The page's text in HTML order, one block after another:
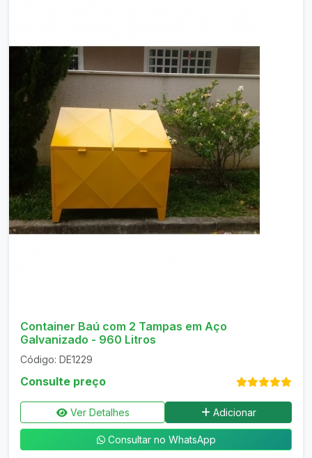
Container Baú com 2 Tampas em Aço
Galvanizado - 960 Litros
Código: DE1229
Consulte preço
Ver Detalhes Adicionar
Consultar no WhatsApp